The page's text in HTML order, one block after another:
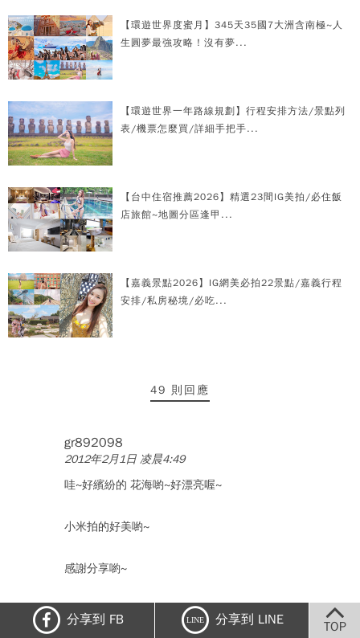
【環遊世界度蜜月】345天35國7大洲含南極~人
生圓夢最強攻略！沒有夢...
【環遊世界一年路線規劃】行程安排方法/景點列
表/機票怎麼買/詳細手把手...
【台中住宿推薦2026】精選23間IG美拍/必住飯
店旅館~地圖分區逢甲...
【嘉義景點2026】IG網美必拍22景點/嘉義行程
安排/私房秘境/必吃...
49 則回應
gr892098
2012年2月1日 凌晨4:49
哇~好繽紛的 花海喲~好漂亮喔~
小米拍的好美喲~
感謝分享喲~
田心 推+讚 讚 讚!!!
回覆
分享到 FB LINE 分享到 LINE TOP